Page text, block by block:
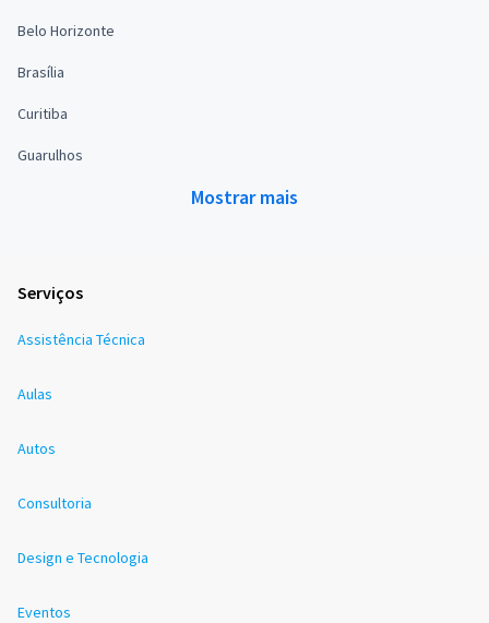
Belo Horizonte
Brasília
Curitiba
Guarulhos
Mostrar mais
Serviços
Assistência Técnica
Aulas
Autos
Consultoria
Design e Tecnologia
Eventos